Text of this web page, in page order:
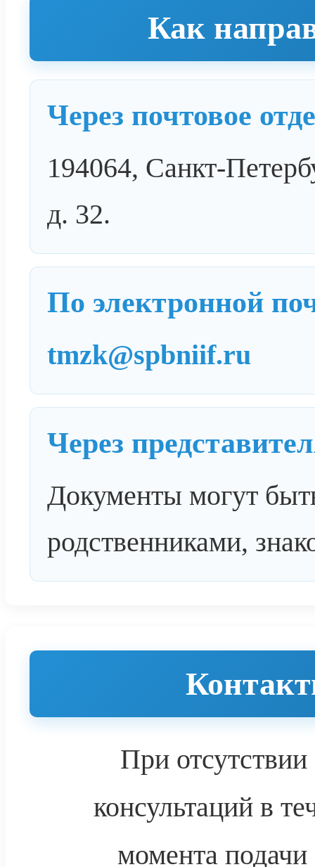
Как
Через почтовое
194064, Санкт-
д. 32.
По электронной
tmzk@spbniif.ru
Через
Документы могут
родственниками,
При
консультаций в
момента